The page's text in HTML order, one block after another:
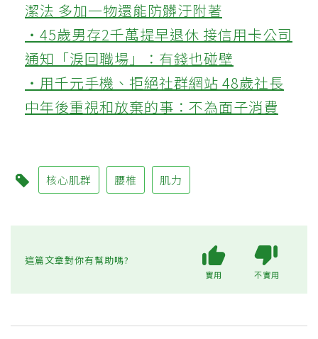
潔法 多加一物還能防髒汙附著
‧45歲男存2千萬提早退休 接信用卡公司
通知「淚回職場」：有錢也碰壁
‧用千元手機、拒絕社群網站 48歲社長
中年後重視和放棄的事：不為面子消費
核心肌群 腰椎 肌力
這篇文章對你有幫助嗎?
實用 不實用